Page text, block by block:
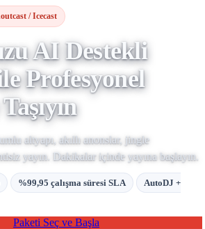
/ Icecast
AI Destekli
Profesyonel
altyapı, akıllı anonslar, jingle
yayın. Dakikalar içinde yayına başlayın.
%99,95 çalışma süresi SLA
AutoDJ +
Paketi Seç ve Başla